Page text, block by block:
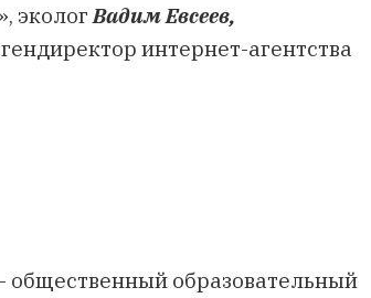
эколог Вадим Евсеев,
гендиректор интернет-агентства
общественный образовательный